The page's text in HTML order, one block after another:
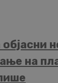
објасни
на